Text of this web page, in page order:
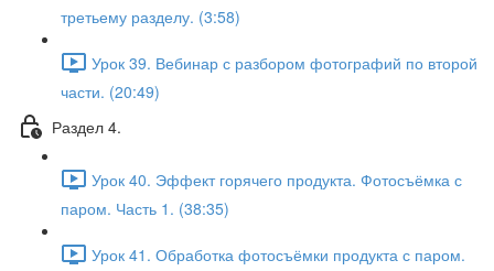
третьему разделу. (3:58)
Урок 39. Вебинар с разбором фотографий по второй
части. (20:49)
Раздел 4.
Урок 40. Эффект горячего продукта. Фотосъёмка с
паром. Часть 1. (38:35)
Урок 41. Обработка фотосъёмки продукта с паром.